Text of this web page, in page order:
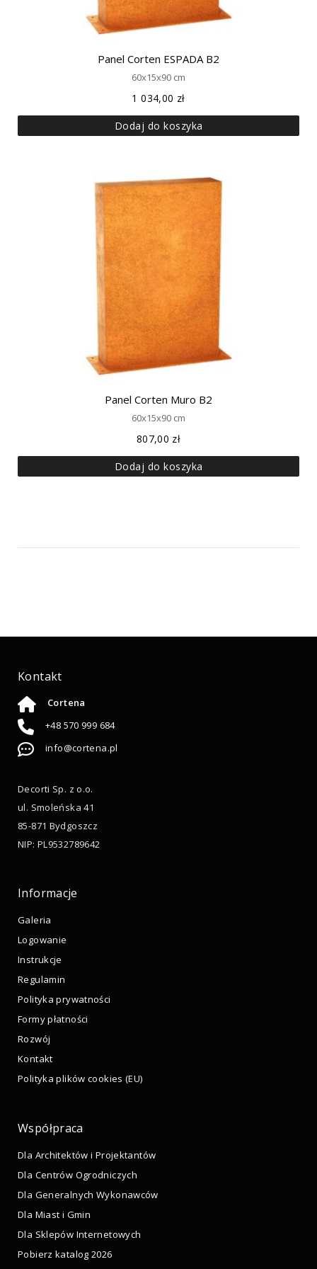
Panel Corten ESPADA B2
60x15x90 cm
1 034,00 zł
Dodaj do koszyka
Panel Corten Muro B2
60x15x90 cm
807,00 zł
Dodaj do koszyka
Kontakt
Cortena
+48 570 999 684
info@cortena.pl
Decorti Sp. z o.o.
ul. Smoleńska 41
85-871 Bydgoszcz
NIP: PL9532789642
Informacje
Galeria
Logowanie
Instrukcje
Regulamin
Polityka prywatności
Formy płatności
Rozwój
Kontakt
Polityka plików cookies (EU)
Współpraca
Dla Architektów i Projektantów
Dla Centrów Ogrodniczych
Dla Generalnych Wykonawców
Dla Miast i Gmin
Dla Sklepów Internetowych
Pobierz katalog 2026